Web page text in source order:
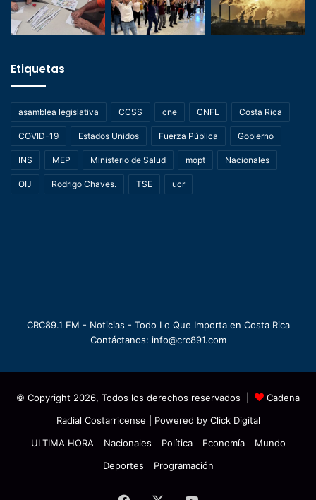
Etiquetas
asamblea legislativa CCSS cne CNFL Costa Rica
COVID-19 Estados Unidos Fuerza Pública Gobierno
INS MEP Ministerio de Salud mopt Nacionales
OIJ Rodrigo Chaves. TSE ucr
CRC89.1 FM - Noticias - Todo Lo Que Importa en Costa Rica
Contáctanos: info@crc891.com
© Copyright 2026, Todos los derechos reservados |
Cadena
Radial Costarricense | Powered by Click Digital
ULTIMA HORA
Nacionales Política Economía
Mundo
Deportes
Programación